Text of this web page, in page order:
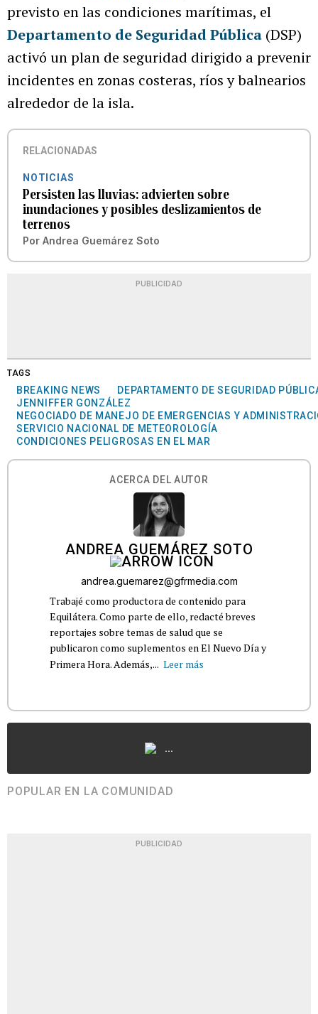
previsto en las condiciones marítimas, el
Departamento de Seguridad Pública (DSP)
activó un plan de seguridad dirigido a prevenir
incidentes en zonas costeras, ríos y balnearios
alrededor de la isla.
RELACIONADAS
NOTICIAS
Persisten las lluvias: advierten sobre
inundaciones y posibles deslizamientos de
terrenos
Por Andrea Guemárez Soto
PUBLICIDAD
TAGS
BREAKING NEWS
DEPARTAMENTO DE SEGURIDAD
JENNIFFER GONZÁLEZ
NEGOCIADO DE MANEJO DE EMERGENCIAS Y
SERVICIO NACIONAL DE METEOROLOGÍA
CONDICIONES PELIGROSAS EN EL MAR
ACERCA DEL AUTOR
ANDREA GUEMÁREZ SOTO
andrea.guemarez@gfrmedia.com
Trabajé como productora de contenido para
Equilátera. Como parte de ello, redacté breves
reportajes sobre temas de salud que se
publicaron como suplementos en El Nuevo Día y
Primera Hora. Además,... Leer más
...
POPULAR EN LA COMUNIDAD
PUBLICIDAD